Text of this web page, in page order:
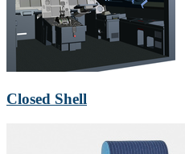
Closed Shell